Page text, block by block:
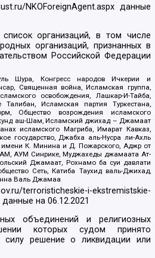
NKOForeignAgent.aspxданные
организаций, в том числе
организаций, признанных в
Российской Федерации
Шура, Конгресс народов Ичкерии и
Священная война, Исламская группа,
освобождения, Лашкар-И-Тайба,
Исламская партия Туркестана,
Общество возрождения исламского
аш-Шам, Исламский джихад – Джамаат
исламского Магриба, Имарат Кавказ,
государство, Джабха аль-Нусра ли-Ахль
К. Минина и Д. Пожарского, Аджр от
АУМ Синрике, Муджахеды джамаата Ат-
Джамаат, Рохнамо ба суи давлати
Сеть, Катиба Таухид валь-Джихад,
Валь Джамаа
terroristicheskie-i-ekstremistskie-
данные на06.12.2021
объединений и религиозных
которых судом принято
силу решение о ликвидации или